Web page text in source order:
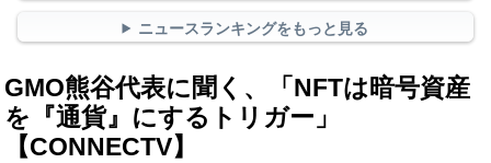
ニュースランキングをもっと見る
GMO熊谷代表に聞く、「NFTは暗号資産
を『通貨』にするトリガー」
【CONNECTV】